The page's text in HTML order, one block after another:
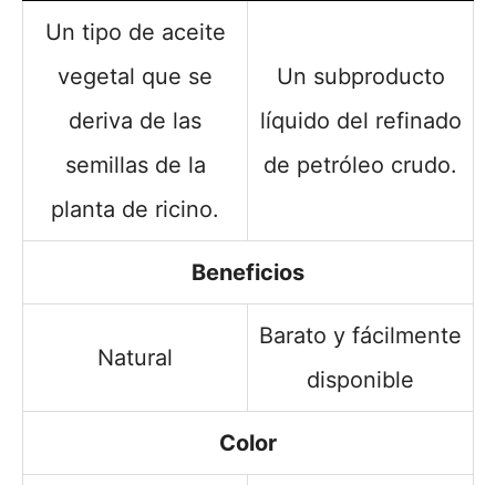
Un tipo de aceite
vegetal que se
deriva de las
semillas de la
planta de ricino.
Un subproducto
líquido del refinado
de petróleo crudo.
Beneficios
Natural
Barato y fácilmente
disponible
Color